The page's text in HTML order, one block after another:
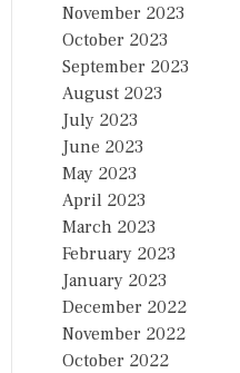
November 2023
October 2023
September 2023
August 2023
July 2023
June 2023
May 2023
April 2023
March 2023
February 2023
January 2023
December 2022
November 2022
October 2022